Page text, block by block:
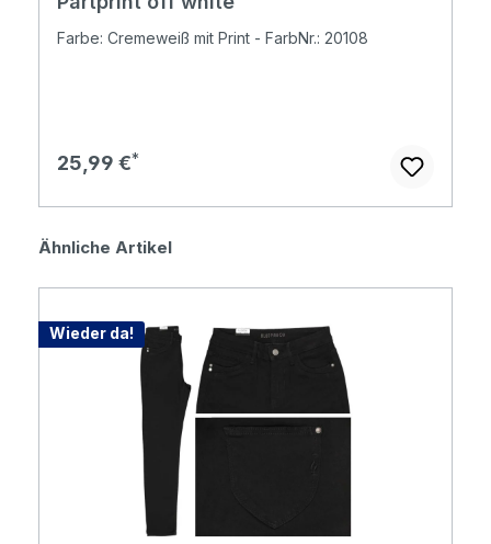
Farbe: Cremeweiß mit Print - FarbNr.: 20108
Regulärer Preis:
25,99 €
Produktgalerie überspringen
Ähnliche Artikel
Wieder da!